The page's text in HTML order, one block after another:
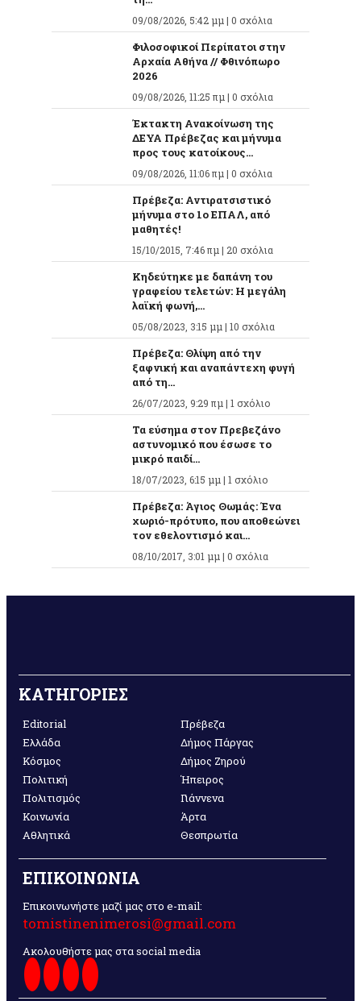
09/08/2026, 5:42 μμ | 0 σχόλια
Φιλοσοφικοί Περίπατοι στην
Αρχαία Αθήνα // Φθινόπωρο
2026
09/08/2026, 11:25 πμ | 0 σχόλια
Έκτακτη Ανακοίνωση της
ΔΕΥΑ Πρέβεζας και μήνυμα
προς τους κατοίκους...
09/08/2026, 11:06 πμ | 0 σχόλια
Πρέβεζα: Αντιρατσιστικό
μήνυμα στο 1ο ΕΠΑΛ, από
μαθητές!
15/10/2015, 7:46 πμ | 20 σχόλια
Κηδεύτηκε με δαπάνη του
γραφείου τελετών: Η μεγάλη
λαϊκή φωνή,...
05/08/2023, 3:15 μμ | 10 σχόλια
Πρέβεζα: Θλίψη από την
ξαφνική και αναπάντεχη φυγή
από τη...
26/07/2023, 9:29 πμ | 1 σχόλιο
Τα εύσημα στον Πρεβεζάνο
αστυνομικό που έσωσε το
μικρό παιδί...
18/07/2023, 6:15 μμ | 1 σχόλιο
Πρέβεζα: Άγιος Θωμάς: Ένα
χωριό-πρότυπο, που αποθεώνει
τον εθελοντισμό και...
08/10/2017, 3:01 μμ | 0 σχόλια
ΚΑΤΗΓΟΡΙΕΣ
Editorial
Ελλάδα
Κόσμος
Πολιτική
Πολιτισμός
Κοινωνία
Αθλητικά
Πρέβεζα
Δήμος Πάργας
Δήμος Ζηρού
Ήπειρος
Γιάννενα
Άρτα
Θεσπρωτία
ΕΠΙΚΟΙΝΩΝΙΑ
Επικοινωνήστε μαζί μας στο e-mail:
tomistinenimerosi@gmail.com
Ακολουθήστε μας στα social media